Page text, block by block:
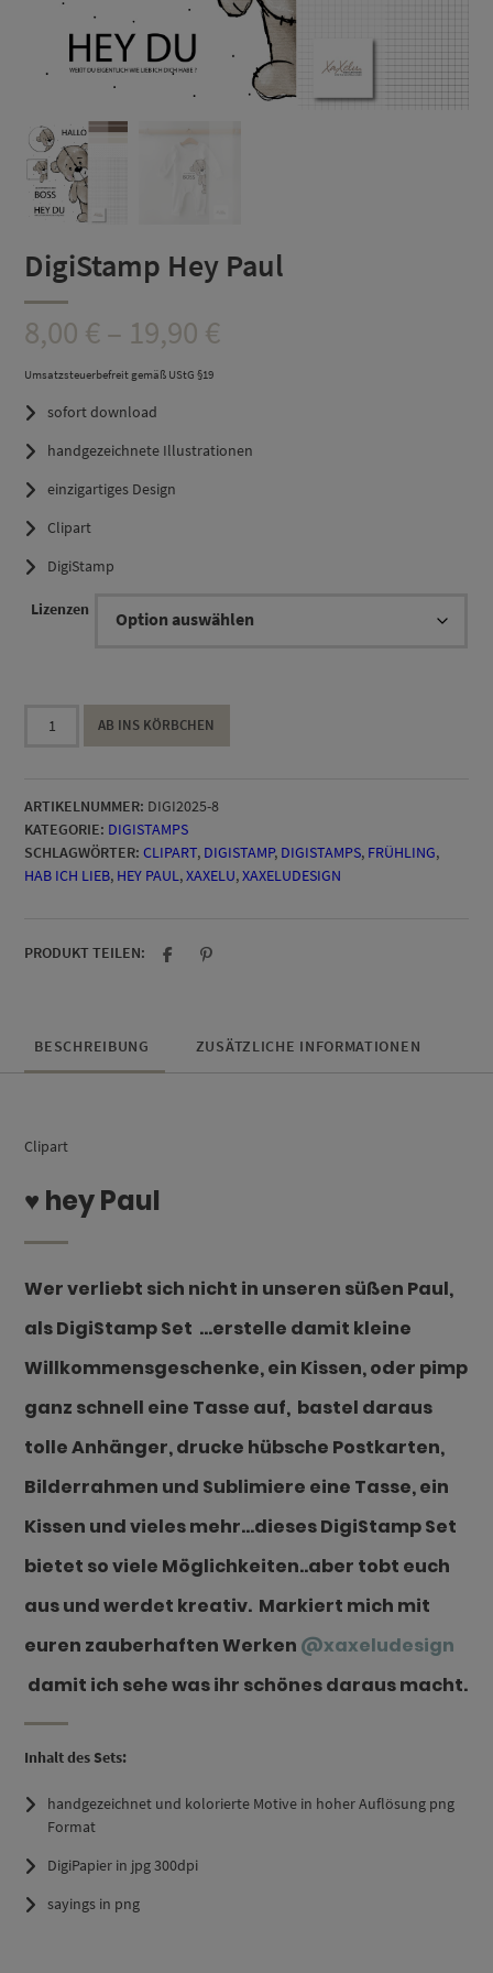
DigiStamp Hey Paul
8,00 €– 19,90 €Preisspanne:
Umsatzsteuerbefreit gemäß UStG §19
sofort download
handgezeichnete Illustrationen
einzigartiges Design
Clipart
DigiStamp
Lizenzen
AB INS KÖRBCHEN
ARTIKELNUMMER: DIGI2025-8
KATEGORIE: DIGISTAMPS
SCHLAGWÖRTER: CLIPART, DIGISTAMP, DIGISTAMPS, FRÜHLING,
HAB ICH LIEB, HEY PAUL,XAXELU,XAXELUDESIGN
PRODUKT TEILEN:
BESCHREIBUNG ZUSÄTZLICHE INFORMATIONEN
Clipart
♥ hey Paul
Wer verliebt sich nicht in unseren süßen Paul,
als DigiStamp Set …erstelle damit kleine
Willkommensgeschenke, ein Kissen,oder pimp
ganz schnell eine Tasse auf, bastel daraus
tolle Anhänger, drucke hübsche Postkarten,
Bilderrahmen und Sublimiere eine Tasse, ein
Kissen und vieles mehr…dieses DigiStamp Set
bietet so viele Möglichkeiten..aber tobt euch
aus und werdet kreativ. Markiert mich mit
euren zauberhaften Werken @xaxeludesign
damit ich sehe was ihr schönes daraus macht.
Inhalt des Sets:
handgezeichnet und kolorierte Motive in hoher Auflösung png
Format
DigiPapier in jpg 300dpi
sayings in png